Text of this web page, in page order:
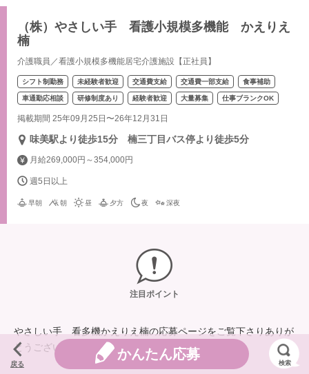
（株）やさしい手 看護小規模多機能 かえりえ
楠
介護職員／看護小規模多機能居宅介護施設【正社員】
シフト制勤務 未経験者歓迎 交通費支給 交通費一部支給 食事補助
車通勤応相談 研修制度あり 経験者歓迎 大量募集 仕事ブランクOK
掲載期間 25年09月25日〜26年12月31日
味美駅より徒歩15分 楠三丁目バス停より徒歩5分
月給269,000円～354,000円
週5日以上
早朝 朝 昼 夕方 夜 深夜
注目ポイント
やさしい手 看多機かえりえ楠の応募ページをご覧下さりありが
とうございます。
戻る
かんたん応募
検索